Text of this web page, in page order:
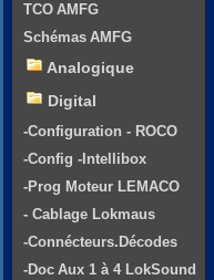
TCO AMFG
Schémas AMFG
Analogique
Digital
-Configuration - ROCO
-Config -Intellibox
-Prog Moteur LEMACO
- Cablage Lokmaus
-Connécteurs.Décodes
-Doc Aux 1 à 4 LokSound